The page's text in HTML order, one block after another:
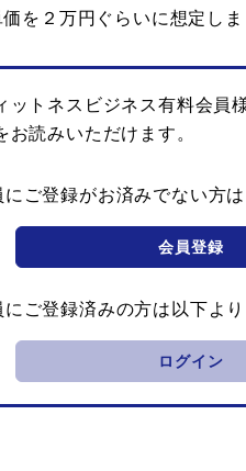
を２万円ぐらいに想定し
ットネスビジネス有料会員
お読みいただけます。
ご登録がお済みでない方
会員登録
ご登録済みの方は以下よ
ログイン